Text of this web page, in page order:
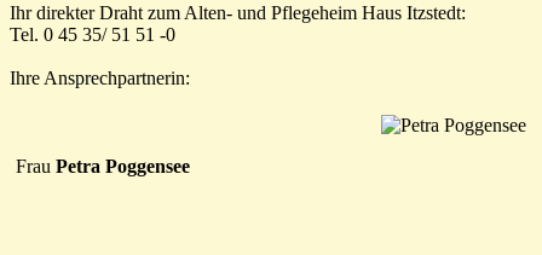
Ihr direkter Draht zum Alten- und Pflegeheim Haus Itzstedt:
Tel. 0 45 35/ 51 51 -0
Ihre Ansprechpartnerin:
Frau Petra Poggensee